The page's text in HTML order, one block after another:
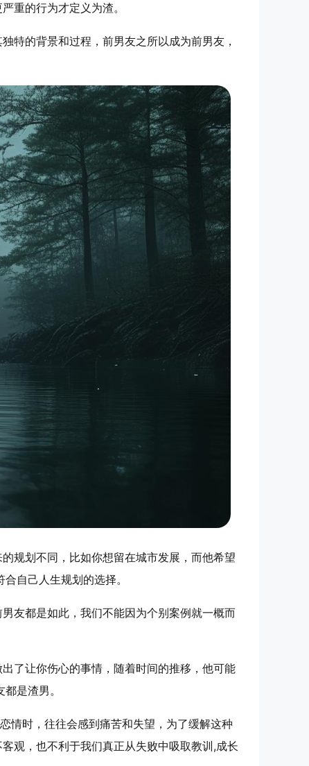
重的行为才定义为渣。
特的背景和过程，前男友之所以成为前男友，
规划不同，比如你想留在城市发展，而他希望
自己人生规划的选择。
友都是如此，我们不能因为个别案例就一概而
了让你伤心的事情，随着时间的推移，他可能
是渣男。
情时，往往会感到痛苦和失望，为了缓解这种
观，也不利于我们真正从失败中吸取教训,成长